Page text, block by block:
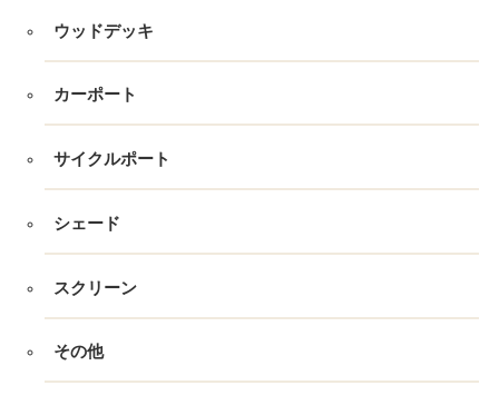
ウッドデッキ
カーポート
サイクルポート
シェード
スクリーン
その他